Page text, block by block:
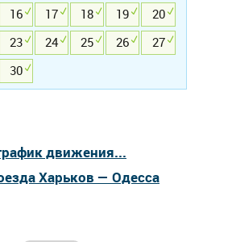
16 17 18 19
20
23 24 25 26
27
30
движения...
Харьков — Одесса